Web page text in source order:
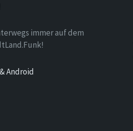
immer auf dem
Android